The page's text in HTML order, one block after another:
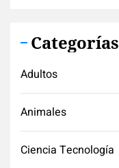
Categorías
Adultos
Animales
Ciencia Tecnología